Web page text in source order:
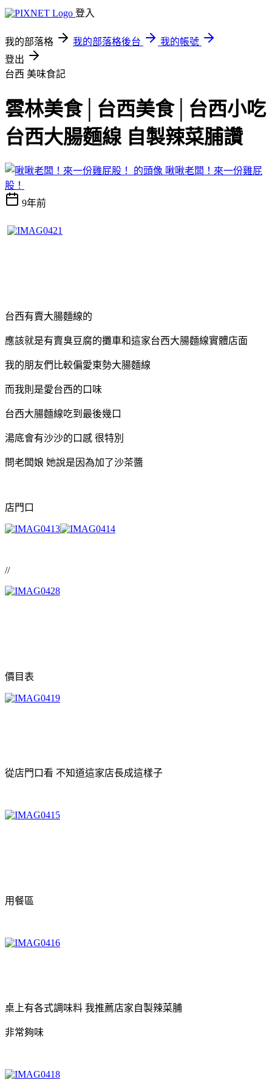
登入
我的部落格 我的部落格後台
我的帳號
登出
台西 美味食記
雲林美食│台西美食│台西小吃
台西大腸麵線 自製辣菜脯讚
啾啾老闆！來一份雞屁
股！
9年前
台西有賣大腸麵線的
應該就是有賣臭豆腐的攤車和這家台西大腸麵線實體店面
我的朋友們比較偏愛東勢大腸麵線
而我則是愛台西的口味
台西大腸麵線吃到最後幾口
湯底會有沙沙的口感 很特別
問老闆娘 她說是因為加了沙茶醬
店門口
//
價目表
從店門口看 不知道這家店長成這樣子
用餐區
桌上有各式調味料 我推薦店家自製辣菜脯
非常夠味